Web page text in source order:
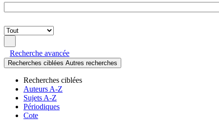
reproduction
Lancer
la
recherche
Recherche avancée
Recherches ciblées Autres recherches
Recherches ciblées
Auteurs A-Z
Sujets A-Z
Périodiques
Cote